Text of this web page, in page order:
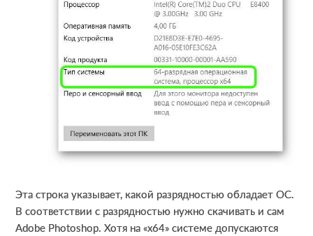
Эта строка указывает, какой разрядностью обладает ОС.
В соответствии с разрядностью нужно скачивать и сам
Adobe Photoshop. Хотя на «х64» системе допускаются